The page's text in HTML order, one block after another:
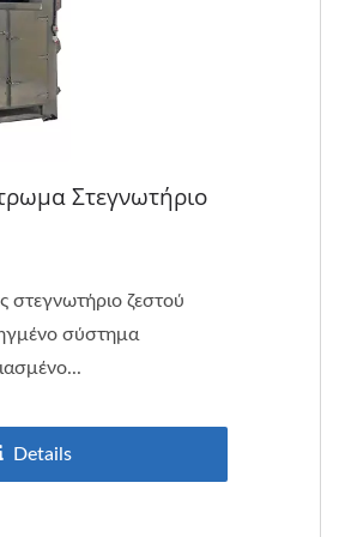
Στεγνωτήριο
στεγνωτήριο ζεστού
σύστημα
Details